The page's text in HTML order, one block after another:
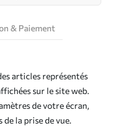
& Paiement
articles représentés
sur le site web.
de votre écran,
la prise de vue.